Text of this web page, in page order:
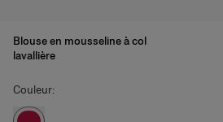
Blouse en mousseline à col
lavallière
Couleur: